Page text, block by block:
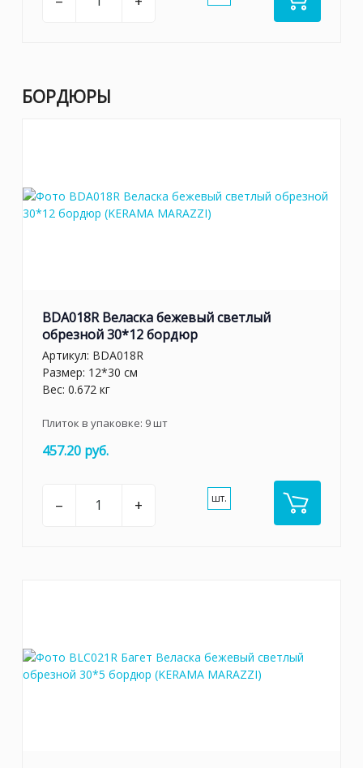
БОРДЮРЫ
BDA018R Веласка бежевый светлый
обрезной 30*12 бордюр
Артикул: BDA018R
Размер: 12*30 см
Вес: 0.672 кг
Плиток в упаковке: 9шт
457.20 руб.
– + шт.